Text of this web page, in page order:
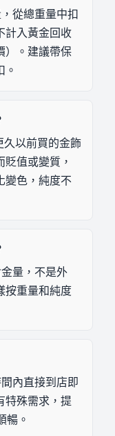
從總重量中扣
計入黃金回收
）。建議帶保
久以前買的金飾
值或變質，
變色，純度不
量，不是外
按重量和純度
內直接到店即
特殊需求，提
暢。